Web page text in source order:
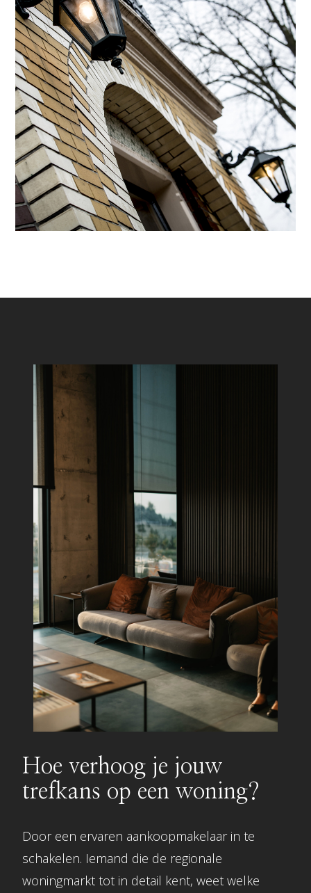
Hoe verhoog je jouw
trefkans op een woning?
Door een ervaren aankoopmakelaar in te
schakelen. Iemand die de regionale
woningmarkt tot in detail kent, weet welke